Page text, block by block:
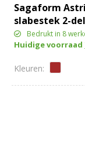
Sagaform
slabestek 2-
Bedrukt in 8
Huidige voorraad